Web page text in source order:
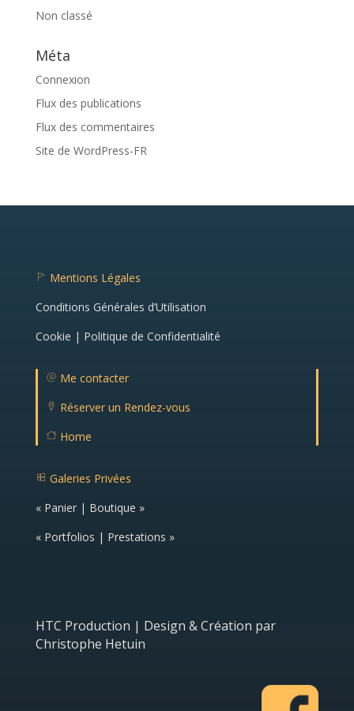
Non classé
Méta
Connexion
Flux des publications
Flux des commentaires
Site de WordPress-FR
g
o
n
Mentions Légales
Conditions Générales d’Utilisation
Cookie | Politique de Confidentialité
m
ail
ic
n
Me contacter
c
at
ic
o
Réserver un Rendez-vous
e
o
n
Home
er
ic
o
Galeries Privées
« Panier | Boutique »
« Portfolios | Prestations »
HTC Production | Design & Création par
Christophe Hetuin